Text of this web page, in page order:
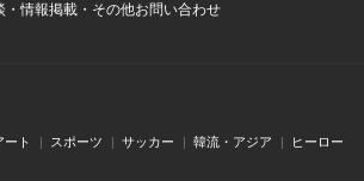
情報掲載・その他お問い合わせ
ート スポーツ サッカー 韓流・アジア
ヒーロー